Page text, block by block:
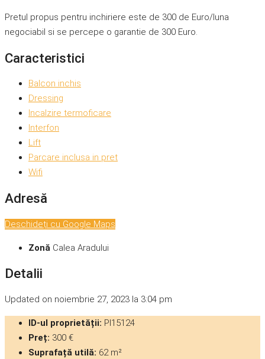
Pretul propus pentru inchiriere este de 300 de Euro/luna
negociabil si se percepe o garantie de 300 Euro.
Caracteristici
Balcon inchis
Dressing
Incalzire termoficare
Interfon
Lift
Parcare inclusa in pret
Wifi
Adresă
Deschideți cu Google Maps
Zonă Calea Aradului
Detalii
Updated on noiembrie 27, 2023 la 3:04 pm
ID-ul proprietății: PI15124
Preț: 300 €
Suprafață utilă: 62 m²